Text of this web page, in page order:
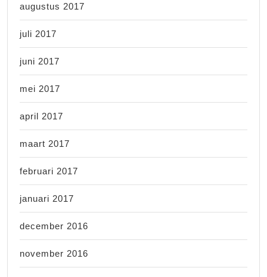
augustus 2017
juli 2017
juni 2017
mei 2017
april 2017
maart 2017
februari 2017
januari 2017
december 2016
november 2016